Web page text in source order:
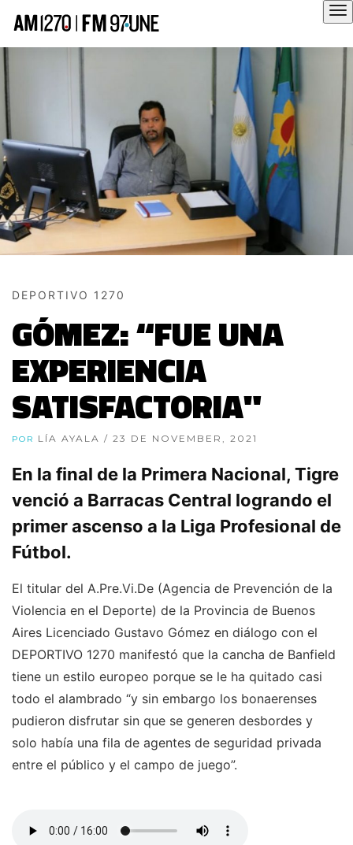
DEPORTIVO 1270
GÓMEZ: “FUE UNA
EXPERIENCIA
SATISFACTORIA"
POR LÍA AYALA / 23 DE NOVEMBER, 2021
En la final de la Primera Nacional, Tigre
venció a Barracas Central logrando el
primer ascenso a la Liga Profesional de
Fútbol.
El titular del A.Pre.Vi.De (Agencia de Prevención de la
Violencia en el Deporte) de la Provincia de Buenos
Aires Licenciado Gustavo Gómez en diálogo con el
DEPORTIVO 1270 manifestó que la cancha de Banfield
tiene un estilo europeo porque se le ha quitado casi
todo el alambrado “y sin embargo los bonaerenses
pudieron disfrutar sin que se generen desbordes y
solo había una fila de agentes de seguridad privada
entre el público y el campo de juego”.